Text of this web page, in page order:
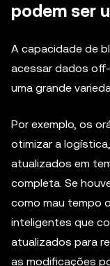
podem ser
A capacidade de
acessar dados
uma grande
Por exemplo, os
otimizar a
atualizados em
completa. Se
como mau tempo
inteligentes que
atualizados para
as modificações